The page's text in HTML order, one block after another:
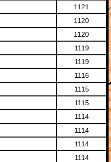
1121
1120
1120
1119
1119
1116
1115
1115
1114
1114
1114
1114